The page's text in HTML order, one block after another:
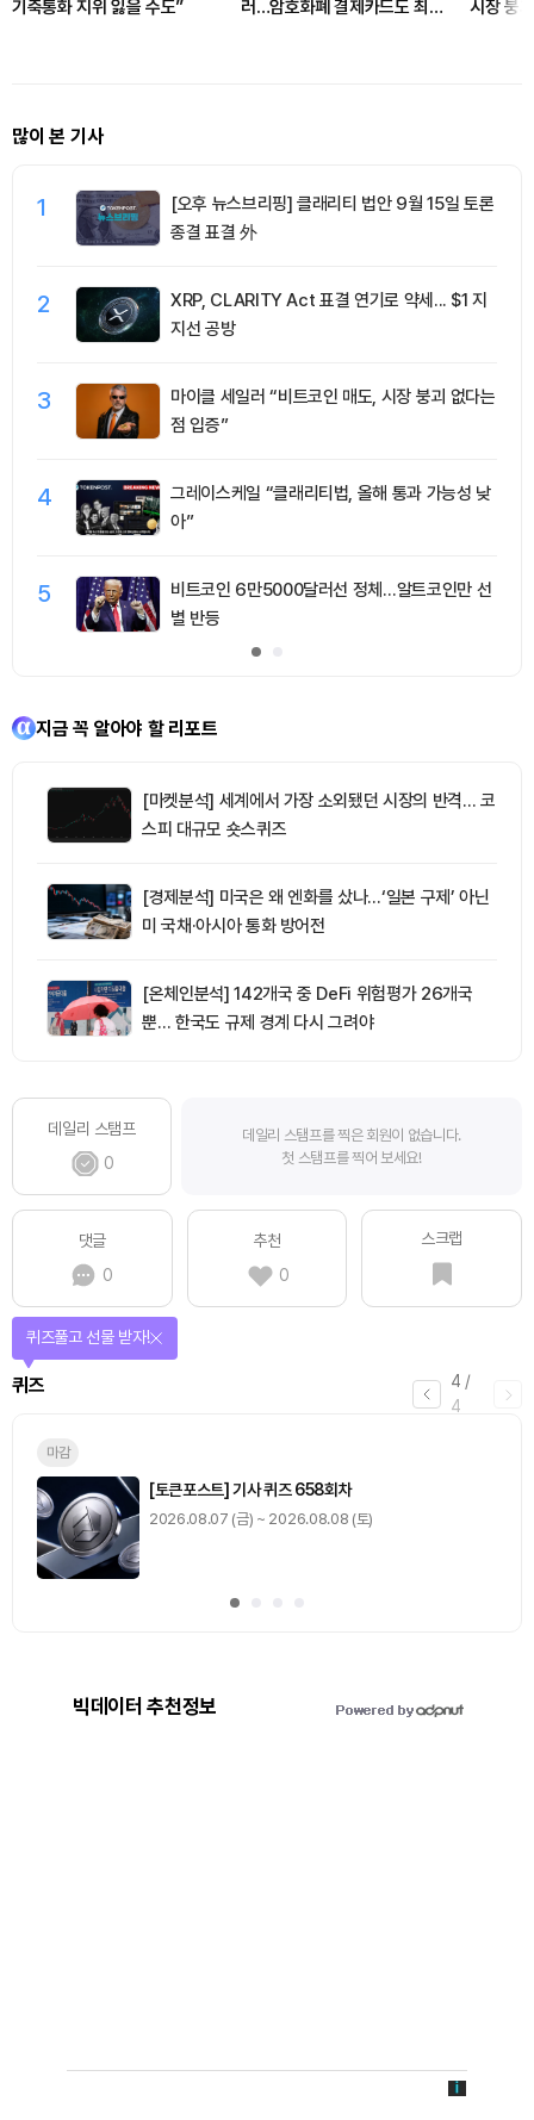
기축통화 지위 잃을 수도”
러…암호화폐 결제카드도 최고
시장 붕
많이 본 기사
1
[오후 뉴스브리핑] 클래리티 법안 9월 15일 토론
종결 표결 外
2
XRP, CLARITY Act 표결 연기로 약세... $1 지
지선 공방
3
마이클 세일러 “비트코인 매도, 시장 붕괴 없다는
점 입증”
4
그레이스케일 “클래리티법, 올해 통과 가능성 낮
아”
5
비트코인 6만5000달러선 정체…알트코인만 선
별 반등
지금 꼭 알아야 할 리포트
[마켓분석] 세계에서 가장 소외됐던 시장의 반격… 코
스피 대규모 숏스퀴즈
[경제분석] 미국은 왜 엔화를 샀나…‘일본 구제’ 아닌
미 국채·아시아 통화 방어전
[온체인분석] 142개국 중 DeFi 위험평가 26개국
뿐… 한국도 규제 경계 다시 그려야
데일리 스탬프
0
데일리 스탬프를 찍은 회원이 없습니다.
첫 스탬프를 찍어 보세요!
댓글
0
추천
0
스크랩
4 /
4
퀴즈
퀴즈풀고 선물 받자!
마감
[토큰포스트] 기사 퀴즈 658회차
2026.08.07 (금) ~ 2026.08.08 (토)
빅데이터 추천정보